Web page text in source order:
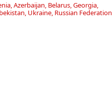
Azerbaijan, Belarus, Georgia,
Ukraine, Russian Federation